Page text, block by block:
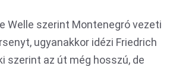
Welle szerint Montenegró vezeti
ugyanakkor idézi Friedrich
szerint az út még hosszú, de